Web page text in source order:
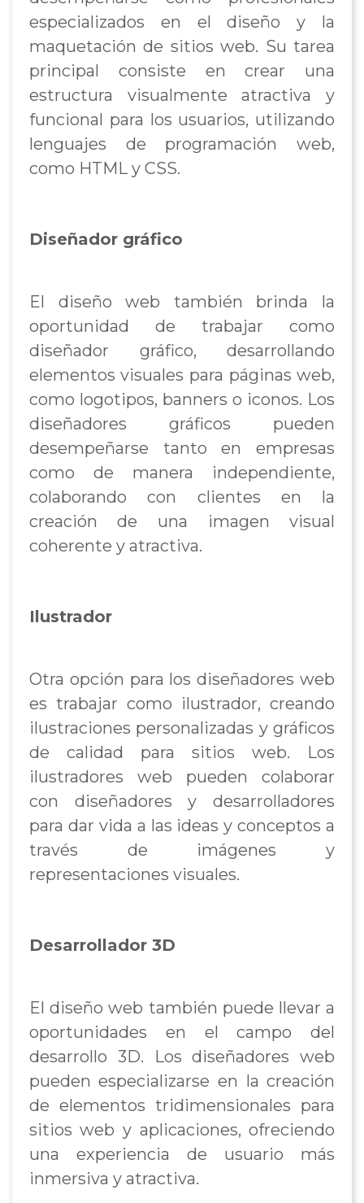
especializados en el diseño y la
maquetación de sitios web. Su tarea
principal consiste en crear una
estructura visualmente atractiva y
funcional para los usuarios, utilizando
lenguajes de programación web,
como HTML y CSS.
Diseñador gráfico
El diseño web también brinda la
oportunidad de trabajar como
diseñador gráfico, desarrollando
elementos visuales para páginas web,
como logotipos, banners o iconos. Los
diseñadores gráficos pueden
desempeñarse tanto en empresas
como de manera independiente,
colaborando con clientes en la
creación de una imagen visual
coherente y atractiva.
Ilustrador
Otra opción para los diseñadores web
es trabajar como ilustrador, creando
ilustraciones personalizadas y gráficos
de calidad para sitios web. Los
ilustradores web pueden colaborar
con diseñadores y desarrolladores
para dar vida a las ideas y conceptos a
través de imágenes y
representaciones visuales.
Desarrollador 3D
El diseño web también puede llevar a
oportunidades en el campo del
desarrollo 3D. Los diseñadores web
pueden especializarse en la creación
de elementos tridimensionales para
sitios web y aplicaciones, ofreciendo
una experiencia de usuario más
inmersiva y atractiva.